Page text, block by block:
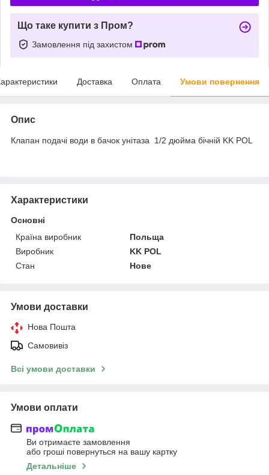
Що таке купити з Пром?
Замовлення під захистом
Доставка Оплата Умови повернення
Опис
Клапан подачі води в бачок унітаза 1/2 дюйма бічній KK POL
Характеристики
Основні
Країна виробник
Польща
Виробник
KK POL
Стан
Нове
Умови доставки
Нова Пошта
Самовивіз
Всі умови доставки
Умови оплати
Ви отримаєте замовлення
або гроші повернуться на вашу картку
Детальніше